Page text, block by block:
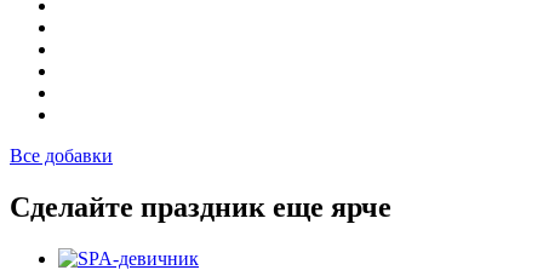
Все добавки
Сделайте праздник еще ярче